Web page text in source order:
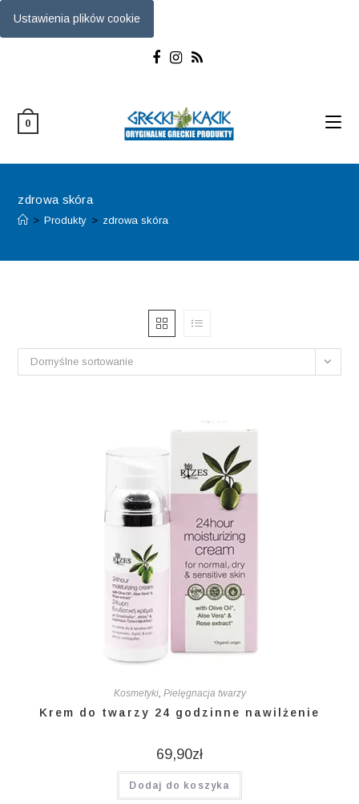
Ustawienia plików cookie
0
zdrowa skóra
> Produkty > zdrowa skóra
Domyślne sortowanie
Kosmetyki, Pielęgnacja twarzy
Krem do twarzy 24 godzinne nawilżenie
69,90zł
Dodaj do koszyka